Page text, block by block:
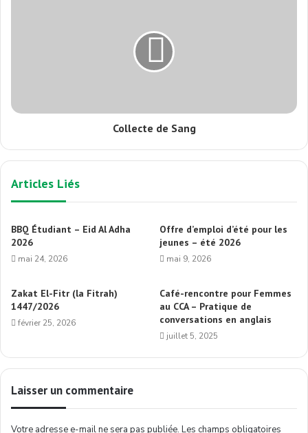
Collecte de Sang
Articles Liés
BBQ Étudiant – Eid Al Adha
2026
mai 24, 2026
Offre d’emploi d’été pour les
jeunes – été 2026
mai 9, 2026
Zakat El-Fitr (la Fitrah)
1447/2026
février 25, 2026
Café-rencontre pour Femmes
au CCA – Pratique de
conversations en anglais
juillet 5, 2025
Laisser un commentaire
Votre adresse e-mail ne sera pas publiée. Les champs obligatoires